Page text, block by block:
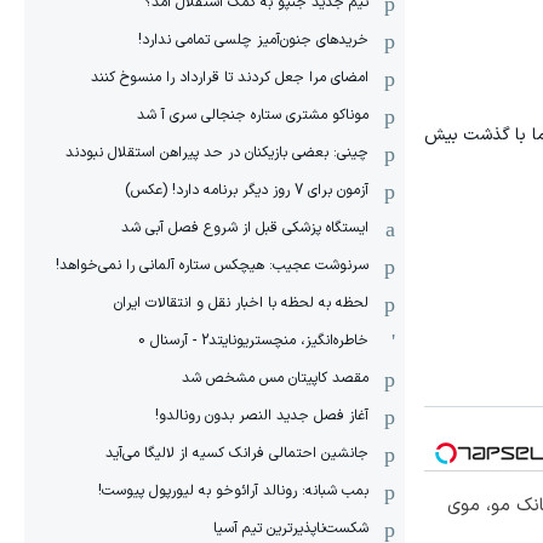
با گذشت بیش
مو، موی
خریدهای جنون‌آمیز چلسی تمامی ندارد!
امضای مرا جعل کردند تا قرارداد را منسوخ کنند
موناکو مشتری ستاره جنجالی سری آ شد
چینی: بعضی بازیکنان در حد پیراهن استقلال نبودند
آزمون برای 7 روز دیگر برنامه دارد! (عکس)
ایستگاه پزشکی قبل از شروع فصل آبی شد
سرنوشت عجیب: هیچکس ستاره آلمانی را نمی‌خواهد!
لحظه به لحظه با اخبار نقل و انتقالات ایران
خاطره‌انگیز، منچستریونایتد2 - آرسنال 0
مقصد کاپیتان مس مشخص شد
آغاز فصل جدید النصر بدون رونالدو!
جانشین احتمالی فرانک کسیه از لالیگا می‌آید
بمب شبانه: رونالد آرائوخو به لیورپول پیوست!
شکست‌ناپذیرترین تیم آسیا